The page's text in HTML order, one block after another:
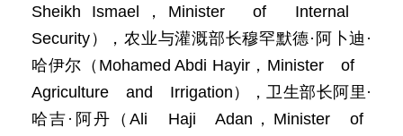
Sheikh Ismael，Minister of Internal
Security），农业与灌溉部长穆罕默德·阿卜迪·
哈伊尔（Mohamed Abdi Hayir，Minister of
Agriculture and Irrigation），卫生部长阿里·
哈吉·阿丹（Ali Haji Adan，Minister of